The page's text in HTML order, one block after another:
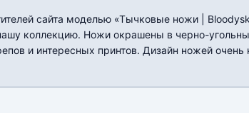
сайта моделью «Тычковые ножи |
коллекцию. Ножи окрашены в черно-
и интересных принтов. Дизайн ножей очень